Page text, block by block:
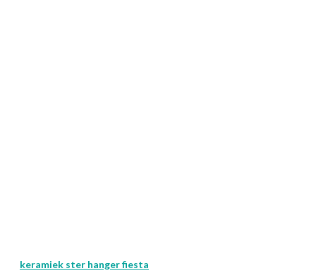
keramiek ster hanger fiesta